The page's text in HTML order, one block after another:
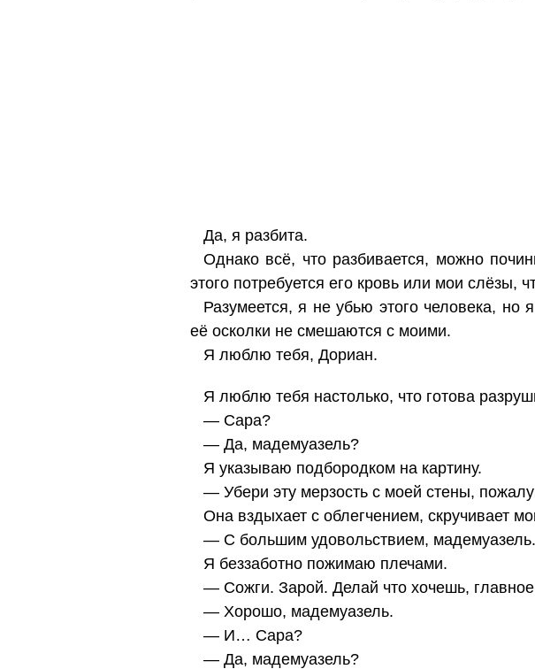
Да, я разбита.
Однако всё, что разбивается, можно
этого потребуется его кровь или мои слёзы,
Разумеется, я не убью этого человека, но
её осколки не смешаются с моими.
Я люблю тебя, Дориан.
Я люблю тебя настолько, что готова
— Сара?
— Да, мадемуазель?
Я указываю подбородком на картину.
— Убери эту мерзость с моей стены,
Она вздыхает с облегчением, скручивает
— С большим удовольствием, мадемуазель.
Я беззаботно пожимаю плечами.
— Сожги. Зарой. Делай что хочешь,
— Хорошо, мадемуазель.
— И… Сара?
— Да, мадемуазель?